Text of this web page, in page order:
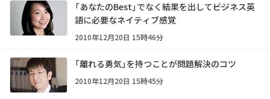
「あなたのBest」でなく結果を出して――ビジネス英
語に必要なネイティブ感覚
2010年12月20日 15時46分
「離れる勇気」を持つことが問題解決のコツ
2010年12月20日 15時45分